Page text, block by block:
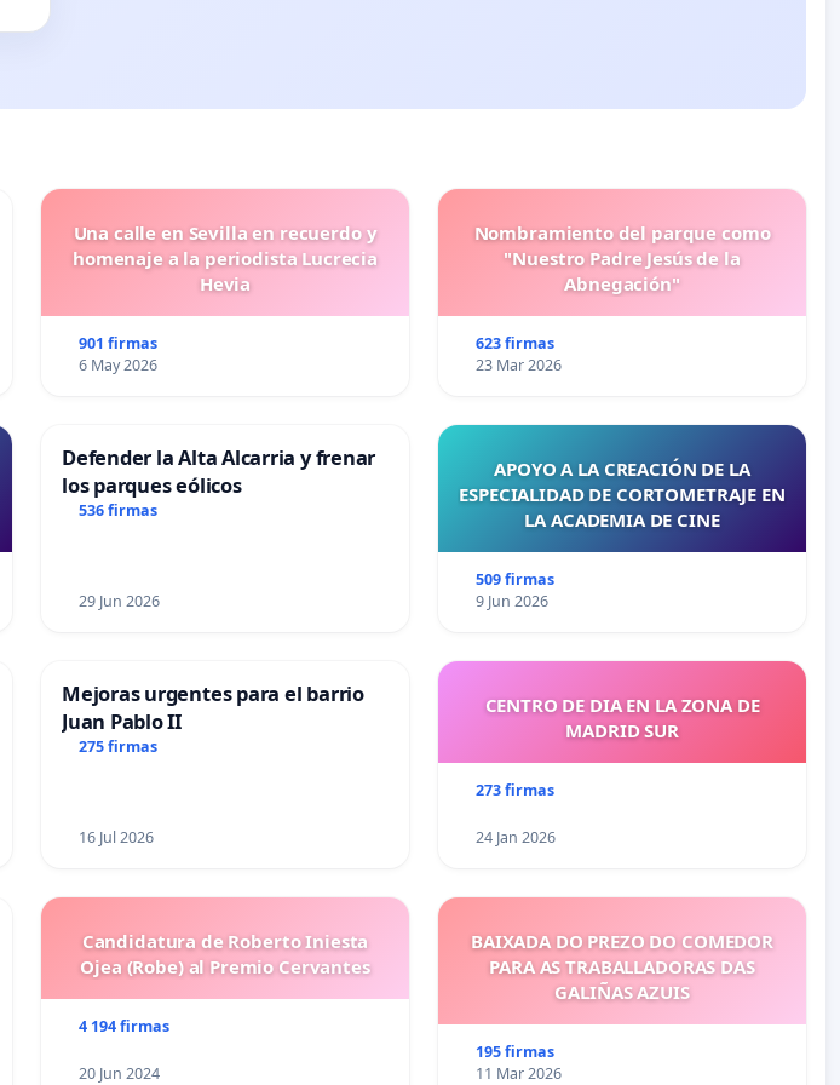
Una calle en Sevilla en recuerdo y
homenaje a la periodista Lucrecia
Hevia
901 firmas
6 May 2026
Nombramiento del parque como
"Nuestro Padre Jesús de la
Abnegación"
623 firmas
23 Mar 2026
Defender la Alta Alcarria y frenar
los parques eólicos
536 firmas
29 Jun 2026
APOYO A LA CREACIÓN DE LA
ESPECIALIDAD DE CORTOMETRAJE EN
LA ACADEMIA DE CINE
509 firmas
9 Jun 2026
Mejoras urgentes para el barrio
Juan Pablo II
275 firmas
16 Jul 2026
CENTRO DE DIA EN LA ZONA DE
MADRID SUR
273 firmas
24 Jan 2026
Candidatura de Roberto Iniesta
Ojea (Robe) al Premio Cervantes
4 194 firmas
20 Jun 2024
BAIXADA DO PREZO DO COMEDOR
PARA AS TRABALLADORAS DAS
GALIÑAS AZUIS
195 firmas
11 Mar 2026